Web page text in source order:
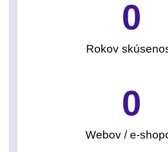
Rokov
0
Webov / e-
0